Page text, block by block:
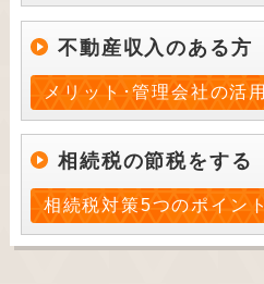
不動産収入のある方
メリット･管理会社の活用
相続税の節税をする
相続税対策5つのポイント